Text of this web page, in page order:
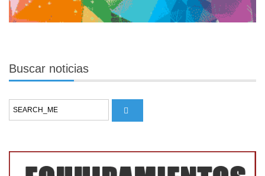
Buscar noticias